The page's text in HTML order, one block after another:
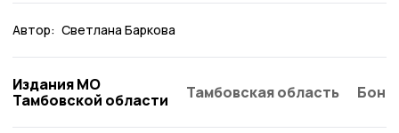
Автор: Светлана Баркова
Издания МО
Тамбовской области
Тамбовская область